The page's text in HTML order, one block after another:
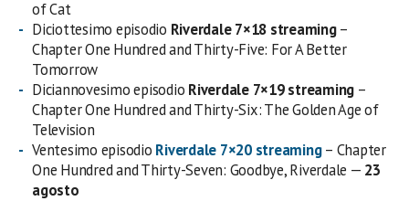
of Cat
Diciottesimo episodio Riverdale 7×18 streaming–
Chapter One Hundred and Thirty-Five: For A Better
Tomorrow
Diciannovesimo episodio Riverdale 7×19streaming –
Chapter One Hundred and Thirty-Six: The Golden Age of
Television
Ventesimo episodio Riverdale 7×20 streaming– Chapter
One Hundred and Thirty-Seven: Goodbye, Riverdale — 23
agosto